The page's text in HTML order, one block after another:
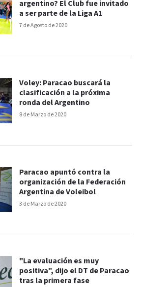
7 de Agosto de 2020
argentino? El Club fue invitado
a ser parte de la Liga A1
8 de Marzo de 2020
Voley: Paracao buscará la
clasificación a la próxima
ronda del Argentino
3 de Marzo de 2020
Paracao apuntó contra la
organización de la Federación
Argentina de Voleibol
"La evaluación es muy
positiva", dijo el DT de Paracao
tras la primera fase